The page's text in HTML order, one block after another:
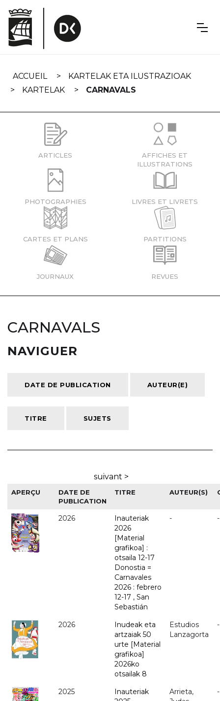
navigation
ACCUEIL
KARTELAK ETA ILUSTRAZIOAK
KARTELAK
CARNAVALS
ARTICLES
AFFICHES ET
ILLUSTRATIONS
PHOTOGRAPHIES LIVRES ET LIVRETS
CARTES ET PLANS PARTITIONS
JOURNAUX REVUES
CARNAVALS
NAVIGUER
suivant >
APERÇU
DATE DE
PUBLICATION
TITRE AUTEUR(S)
2026
Inauteriak
2026
[Material
grafikoa] :
otsaila 12-17
Donostia =
Carnavales
2026 : febrero
12-17 , San
Sebastián
- -
2026
Inudeak eta
artzaiak 50
urte [Material
grafikoa]
2026ko
otsailak 8
Estudios
Lanzagorta
-
2025
Inauteriak
Arrieta,
-